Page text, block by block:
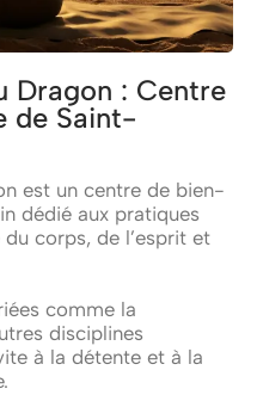
Dragon : Centre
de Saint-
est un centre de bien-
dédié aux pratiques
corps, de l’esprit et
comme la
disciplines
à la détente et à la